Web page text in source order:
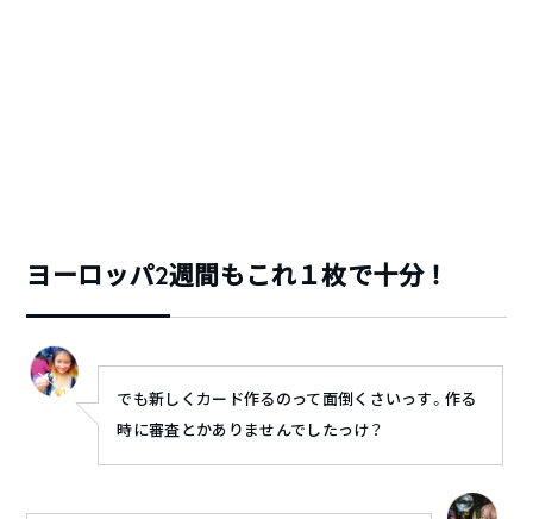
ヨーロッパ2週間もこれ１枚で十分！
でも新しくカード作るのって面倒くさいっす。作る
時に審査とかありませんでしたっけ？